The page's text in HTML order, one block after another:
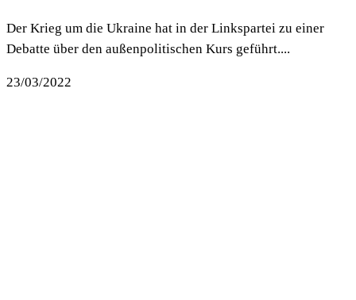
Der Krieg um die Ukraine hat in der Linkspartei zu einer
Debatte über den außenpolitischen Kurs geführt....
23/03/2022